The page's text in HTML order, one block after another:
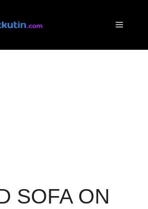
Valikko
SOFA ON